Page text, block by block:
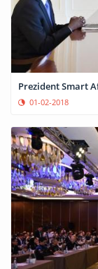
01-02-2018